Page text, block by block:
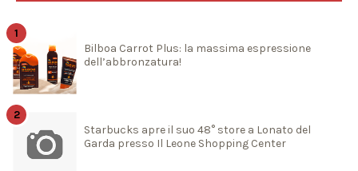
Bilboa Carrot Plus: la massima espressione
dell’abbronzatura!
Starbucks apre il suo 48° store a Lonato del
Garda presso Il Leone Shopping Center